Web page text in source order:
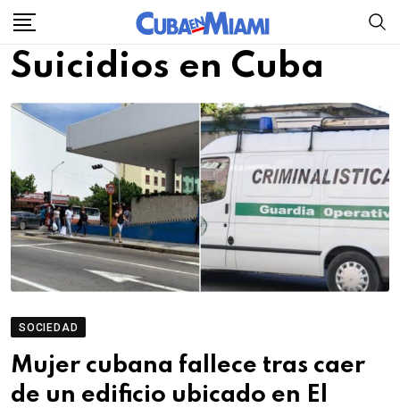
Skip
content
Suicidios en Cuba
SOCIEDAD
Mujer cubana fallece tras caer
de un edificio ubicado en El